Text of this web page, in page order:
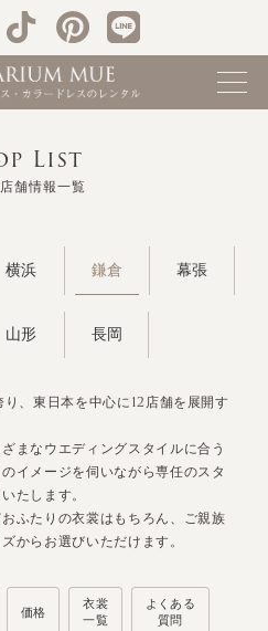
List
舗情報一覧
横浜 鎌倉 幕張
山形 長岡
、東日本を中心に12店舗を展開す
まなウエディングスタイルに合う
イメージを伺いながら専任のスタ
たします。
ふたりの衣裳はもちろん、ご親族
からお選びいただけます。
価格
衣裳
一覧
よくある
質問